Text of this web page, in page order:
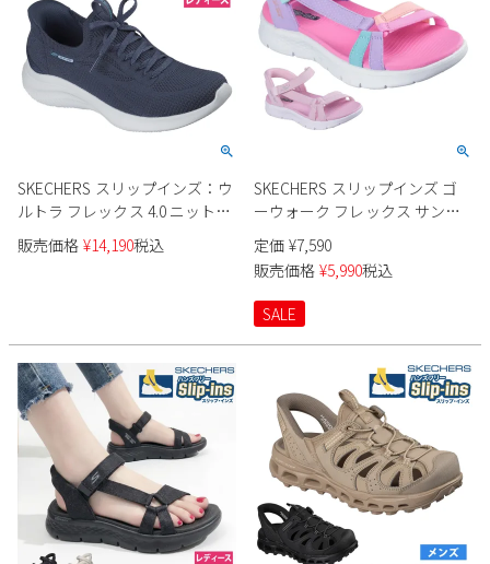
SKECHERS スリップインズ：ウ
ルトラ フレックス 4.0 ニット素
材 150801 レディース
販売価格 ¥14,190税込
SKECHERS スリップインズ ゴ
ーウォーク フレックス サンダ
ル 303028L キッズ
定価 ¥7,590
販売価格 ¥5,990税込
SALE